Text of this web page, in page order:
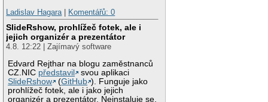
Ladislav Hagara | Komentářů: 0
SlideRshow, prohlížeč fotek, ale i
jejich organizér a prezentátor
4.8. 12:22 | Zajímavý software
Edvard Rejthar na blogu zaměstnanců
CZ.NIC představil
svou aplikaci
SlideRshow
(GitHub ). Funguje jako
prohlížeč fotek, ale i jako jejich
organizér a prezentátor. Neinstaluje se,